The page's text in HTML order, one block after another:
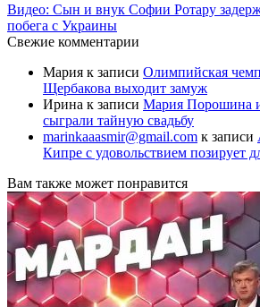
Видео: Сын и внук Софии Ротару
побега с Украины
Свежие комментарии
Мария к записи Олимпийская
Щербакова выходит замуж
Ирина к записи Мария Порошина
сыграли тайную свадьбу
marinkaaasmir@gmail.com к записи
Кипре с удовольствием позирует
Вам также может понравится